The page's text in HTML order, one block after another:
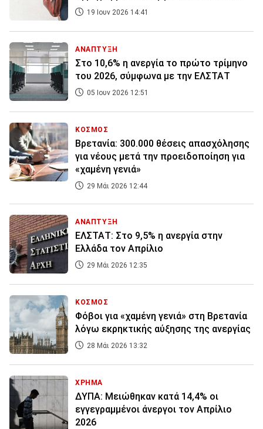
19 Ιουν 2026 14:41
ΑΝΑΠΤΥΞΗ
Στο 10,6% η ανεργία το πρώτο τρίμηνο
του 2026, σύμφωνα με την ΕΛΣΤΑΤ
05 Ιουν 2026 12:51
ΚΟΣΜΟΣ
Βρετανία: 300.000 θέσεις απασχόλησης
για νέους μετά την προειδοποίηση για
«χαμένη γενιά»
29 Μάι 2026 12:44
ΑΝΑΠΤΥΞΗ
ΕΛΣΤΑΤ: Στο 9,5% η ανεργία στην
Ελλάδα τον Απρίλιο
29 Μάι 2026 12:35
ΚΟΣΜΟΣ
Φόβοι για «χαμένη γενιά» στη Βρετανία
λόγω εκρηκτικής αύξησης της ανεργίας
28 Μάι 2026 13:32
ΧΡΗΜΑ
ΔΥΠΑ: Μειώθηκαν κατά 14,4% οι
εγγεγραμμένοι άνεργοι τον Απρίλιο
2026